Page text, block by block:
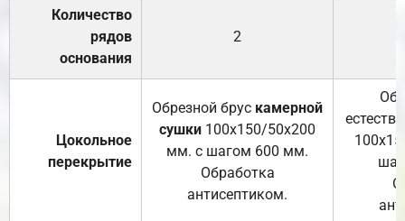
Количество
рядов
основания
2
Цокольное
перекрытие
Обрезной брус камерной
сушки 100х150/50х200
мм. с шагом 600 мм.
Обработка
антисептиком.